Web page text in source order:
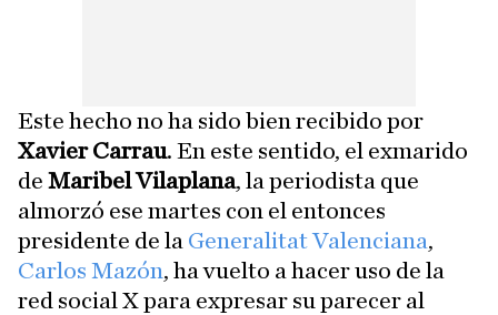
Este hecho no ha sido bien recibido por
Xavier Carrau. En este sentido, el exmarido
de Maribel Vilaplana, la periodista que
almorzó ese martes con el entonces
presidente de la Generalitat Valenciana,
Carlos Mazón, ha vuelto a hacer uso de la
red social X para expresar su parecer al